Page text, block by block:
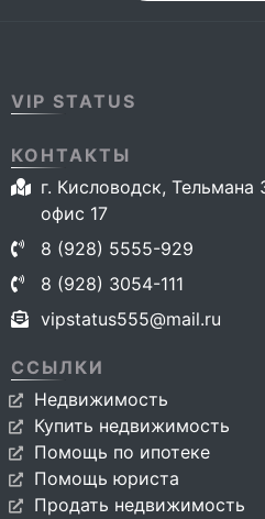
VIP STATUS
КОНТАКТЫ
г. Кисловодск,
офис 17
8 (928) 5555-929
8 (928) 3054-111
vipstatus555@mail.ru
ССЫЛКИ
Недвижимость
Купить недвижимость
Помощь по ипотеке
Помощь юриста
Продать недвижимость